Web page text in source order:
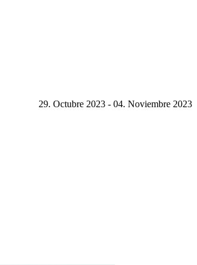
29. Octubre 2023 - 04. Noviembre 2023